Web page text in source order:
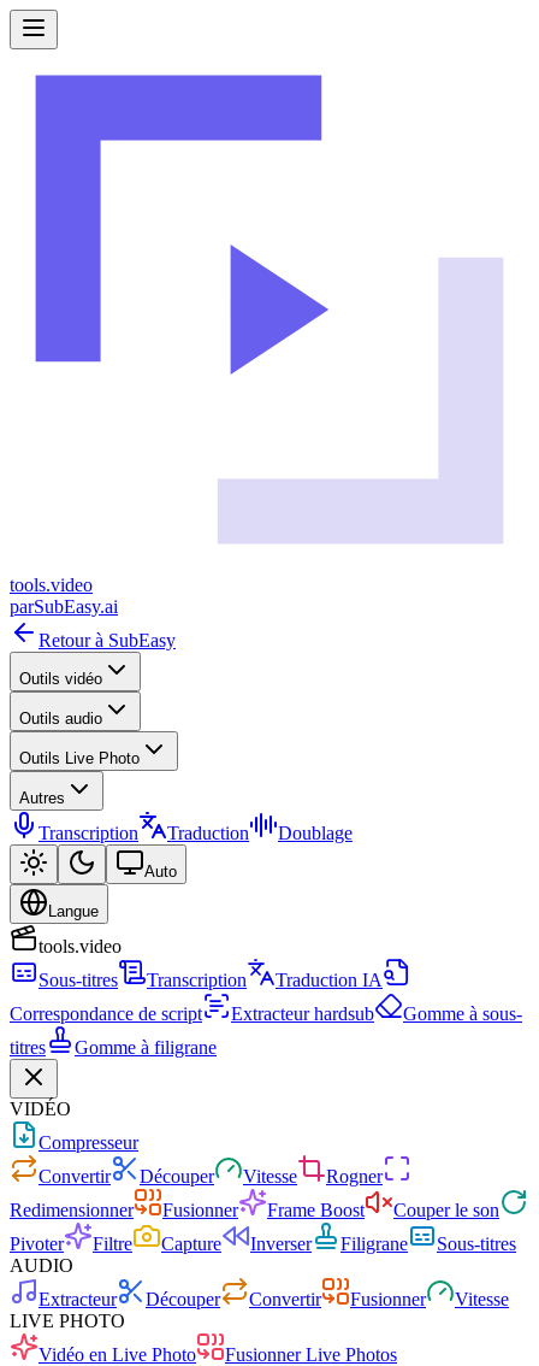
tools.video
parSubEasy.ai
Retour à SubEasy
Outils vidéo
Outils audio
Outils Live Photo
Autres
Transcription Traduction Doublage
Auto
Langue
tools.video
Sous-titres
Transcription
Traduction IA
Correspondance de script
Extracteur hardsub
Gomme à sous-
titres
Gomme à filigrane
VIDÉO
Compresseur
Convertir
Découper Vitesse
Rogner
Redimensionner
Fusionner Frame Boost
Couper le son
Pivoter
Filtre Capture Inverser Filigrane
Sous-titres
AUDIO
Extracteur
Découper Convertir Fusionner
Vitesse
LIVE PHOTO
Vidéo en Live Photo
Fusionner Live Photos